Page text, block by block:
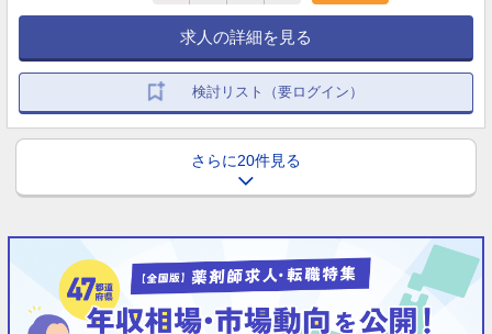
求人の詳細を見る
検討リスト（要ログイン）
さらに20件見る